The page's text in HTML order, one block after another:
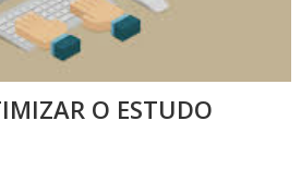
O ESTUDO